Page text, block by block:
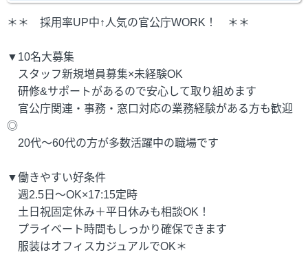
＊＊ 採用率UP中↑人気の官公庁WORK！ ＊＊
▼10名大募集
スタッフ新規増員募集×未経験OK
研修&サポートがあるので安心して取り組めます
官公庁関連・事務・窓口対応の業務経験がある方も歓迎
◎
20代～60代の方が多数活躍中の職場です
▼働きやすい好条件
週2.5日～OK×17:15定時
土日祝固定休み＋平日休みも相談OK！
プライベート時間もしっかり確保できます
服装はオフィスカジュアルでOK＊